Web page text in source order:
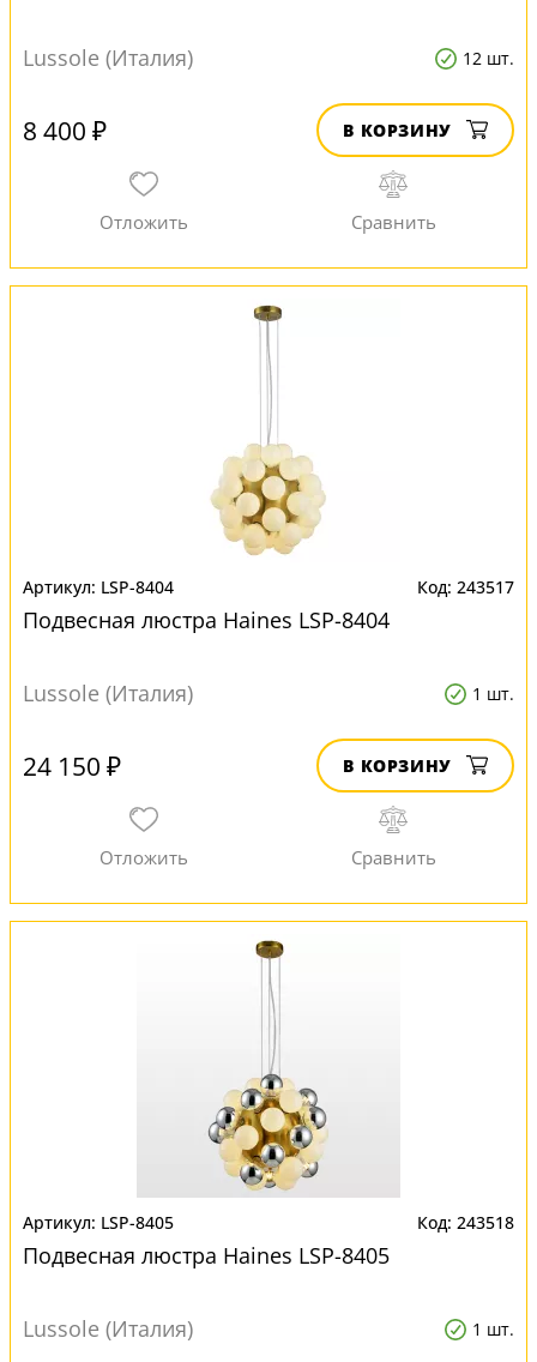
Lussole (Италия) 12 шт.
8 400 ₽ В КОРЗИНУ
LSP-8404 243517
Подвесная люстра Haines LSP-8404
Lussole (Италия) 1 шт.
24 150 ₽ В КОРЗИНУ
LSP-8405 243518
Подвесная люстра Haines LSP-8405
Lussole (Италия) 1 шт.